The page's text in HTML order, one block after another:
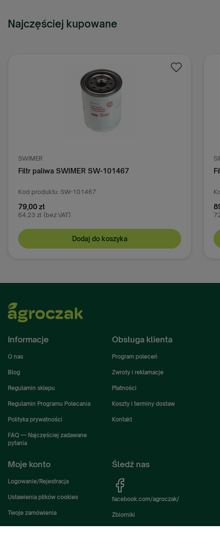
Najczęściej kupowane
SWIMER
Filtr paliwa SWIMER SW-101467
Kod produktu: SW-101467
79,00 zł
64,23 zł (bez VAT)
Dodaj do koszyka
Informacje
O nas
Blog
Regulamin sklepu
Regulamin Programu Polecania
Polityka prywatności
FAQ — Najczęściej zadawane
pytania
Obsługa klienta
Program poleceń
Zwroty i reklamacje
Płatności
Koszty i terminy dostaw
Kontakt
Moje konto
Logowanie/Rejestracja
Ustawienia plików cookies
Twoje zamówienia
Śledź nas
facebook.com/agroczak/
Zbiorniki